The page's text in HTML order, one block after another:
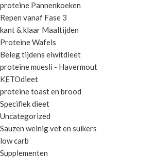
proteïne Pannenkoeken
Repen vanaf Fase 3
kant & klaar Maaltijden
Proteine Wafels
Beleg tijdens eiwitdieet
proteine muesli - Havermout
KETOdieet
proteine toast en brood
Specifiek dieet
Uncategorized
Sauzen weinig vet en suikers
low carb
Supplementen